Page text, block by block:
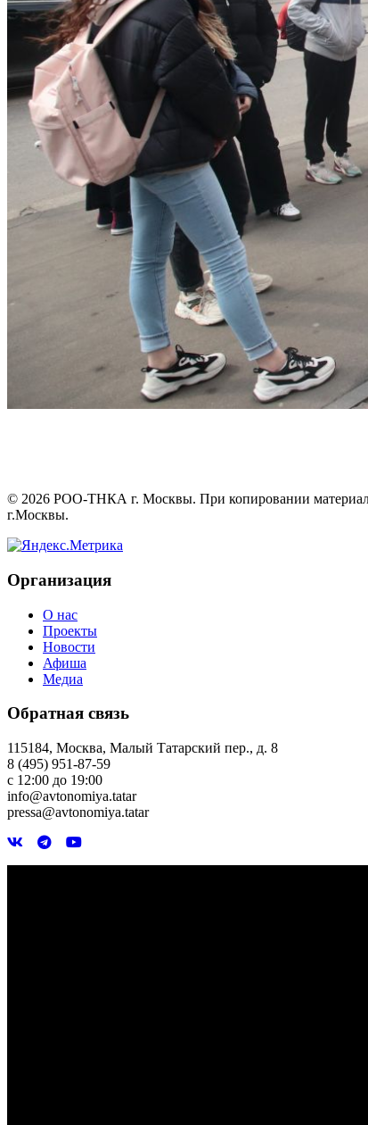
© 2026 РОО-ТНКА г. Москвы. При копировании
г.Москвы.
Организация
О нас
Проекты
Новости
Афиша
Медиа
Обратная связь
115184, Москва, Малый Татарский пер., д. 8
8 (495) 951-87-59
с 12:00 до 19:00
info@avtonomiya.tatar
pressa@avtonomiya.tatar